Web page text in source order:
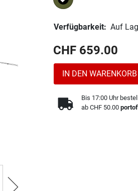
Verfügbarkeit: Auf
CHF 659.00
IN DEN WARENKORB
Bis 17:00 Uhr
ab CHF 50.00